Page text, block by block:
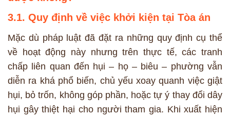
3.1. Quy định về việc khởi kiện tại Tòa án
Mặc dù pháp luật đã đặt ra những quy định cụ thể
về hoạt động này nhưng trên thực tế, các tranh
chấp liên quan đến hụi – họ – biêu – phường vẫn
diễn ra khá phổ biến, chủ yếu xoay quanh việc giật
hụi, bỏ trốn, không góp phần, hoặc tự ý thay đổi dây
hụi gây thiệt hại cho người tham gia. Khi xuất hiện